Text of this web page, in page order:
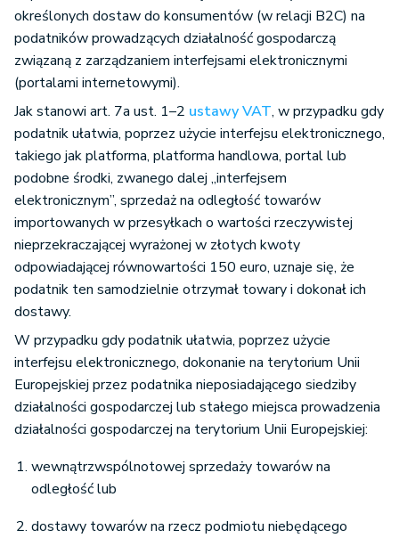
określonych dostaw do konsumentów (w relacji B2C) na
podatników prowadzących działalność gospodarczą
związaną z zarządzaniem interfejsami elektronicznymi
(portalami internetowymi).
Jak stanowi art. 7a ust. 1–2 ustawy VAT, w przypadku gdy
podatnik ułatwia, poprzez użycie interfejsu elektronicznego,
takiego jak platforma, platforma handlowa, portal lub
podobne środki, zwanego dalej „interfejsem
elektronicznym”, sprzedaż na odległość towarów
importowanych w przesyłkach o wartości rzeczywistej
nieprzekraczającej wyrażonej w złotych kwoty
odpowiadającej równowartości 150 euro, uznaje się, że
podatnik ten samodzielnie otrzymał towary i dokonał ich
dostawy.
W przypadku gdy podatnik ułatwia, poprzez użycie
interfejsu elektronicznego, dokonanie na terytorium Unii
Europejskiej przez podatnika nieposiadającego siedziby
działalności gospodarczej lub stałego miejsca prowadzenia
działalności gospodarczej na terytorium Unii Europejskiej:
wewnątrzwspólnotowej sprzedaży towarów na
odległość lub
dostawy towarów na rzecz podmiotu niebędącego